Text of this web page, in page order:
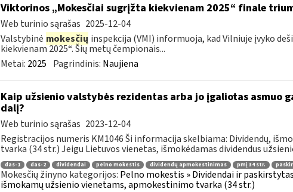
Viktorinos „Mokesčiai sugrįžta kiekvienam 2025“ finale
Web turinio sąrašas 2025-12-04
Valstybinė mokesčių inspekcija (VMI) informuoja, kad Vilniuje įvyko
kiekvienam 2025“. Šių metų čempionais...
Metai: 2025 Pagrindinis: Naujiena
Kaip užsienio valstybės rezidentas arba jo įgaliotas asmuo
dalį?
Web turinio sąrašas 2023-12-04
Registracijos numeris KM1046 Ši informacija skelbiama: Dividendų,
tvarka (34 str.) Jeigu Lietuvos vienetas, išmokėdamas dividendus
das-1 das-2 dividendai pelno mokestis dividendų apmokestinimas pmį 34 str.
Mokesčių žinyno kategorijos: Pelno mokestis » Dividendai ir
išmokamų užsienio vienetams, apmokestinimo tvarka (34 str.)